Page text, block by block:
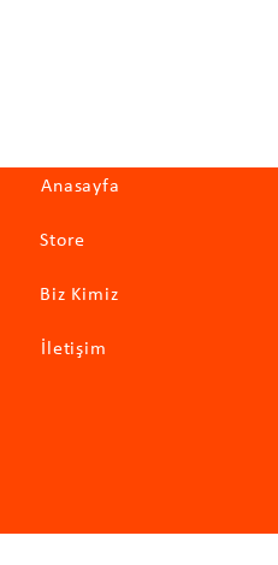
Anasayfa
Store
Biz Kimiz
İletişim